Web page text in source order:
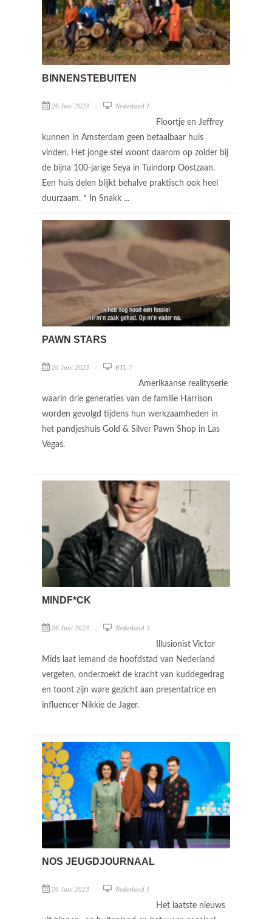
BINNENSTEBUITEN
26 Juni 2023 Nederland 1
Floortje en Jeffrey
kunnen in Amsterdam geen betaalbaar huis
vinden. Het jonge stel woont daarom op zolder bij
de bijna 100-jarige Seya in Tuindorp Oostzaan.
Een huis delen blijkt behalve praktisch ook heel
duurzaam. * In Snakk ...
PAWN STARS
26 Juni 2023 RTL 7
Amerikaanse realityserie
waarin drie generaties van de familie Harrison
worden gevolgd tijdens hun werkzaamheden in
het pandjeshuis Gold & Silver Pawn Shop in Las
Vegas.
MINDF*CK
26 Juni 2023 Nederland 3
Illusionist Victor
Mids laat iemand de hoofdstad van Nederland
vergeten, onderzoekt de kracht van kuddegedrag
en toont zijn ware gezicht aan presentatrice en
influencer Nikkie de Jager.
NOS JEUGDJOURNAAL
26 Juni 2023 Nederland 1
Het laatste nieuws